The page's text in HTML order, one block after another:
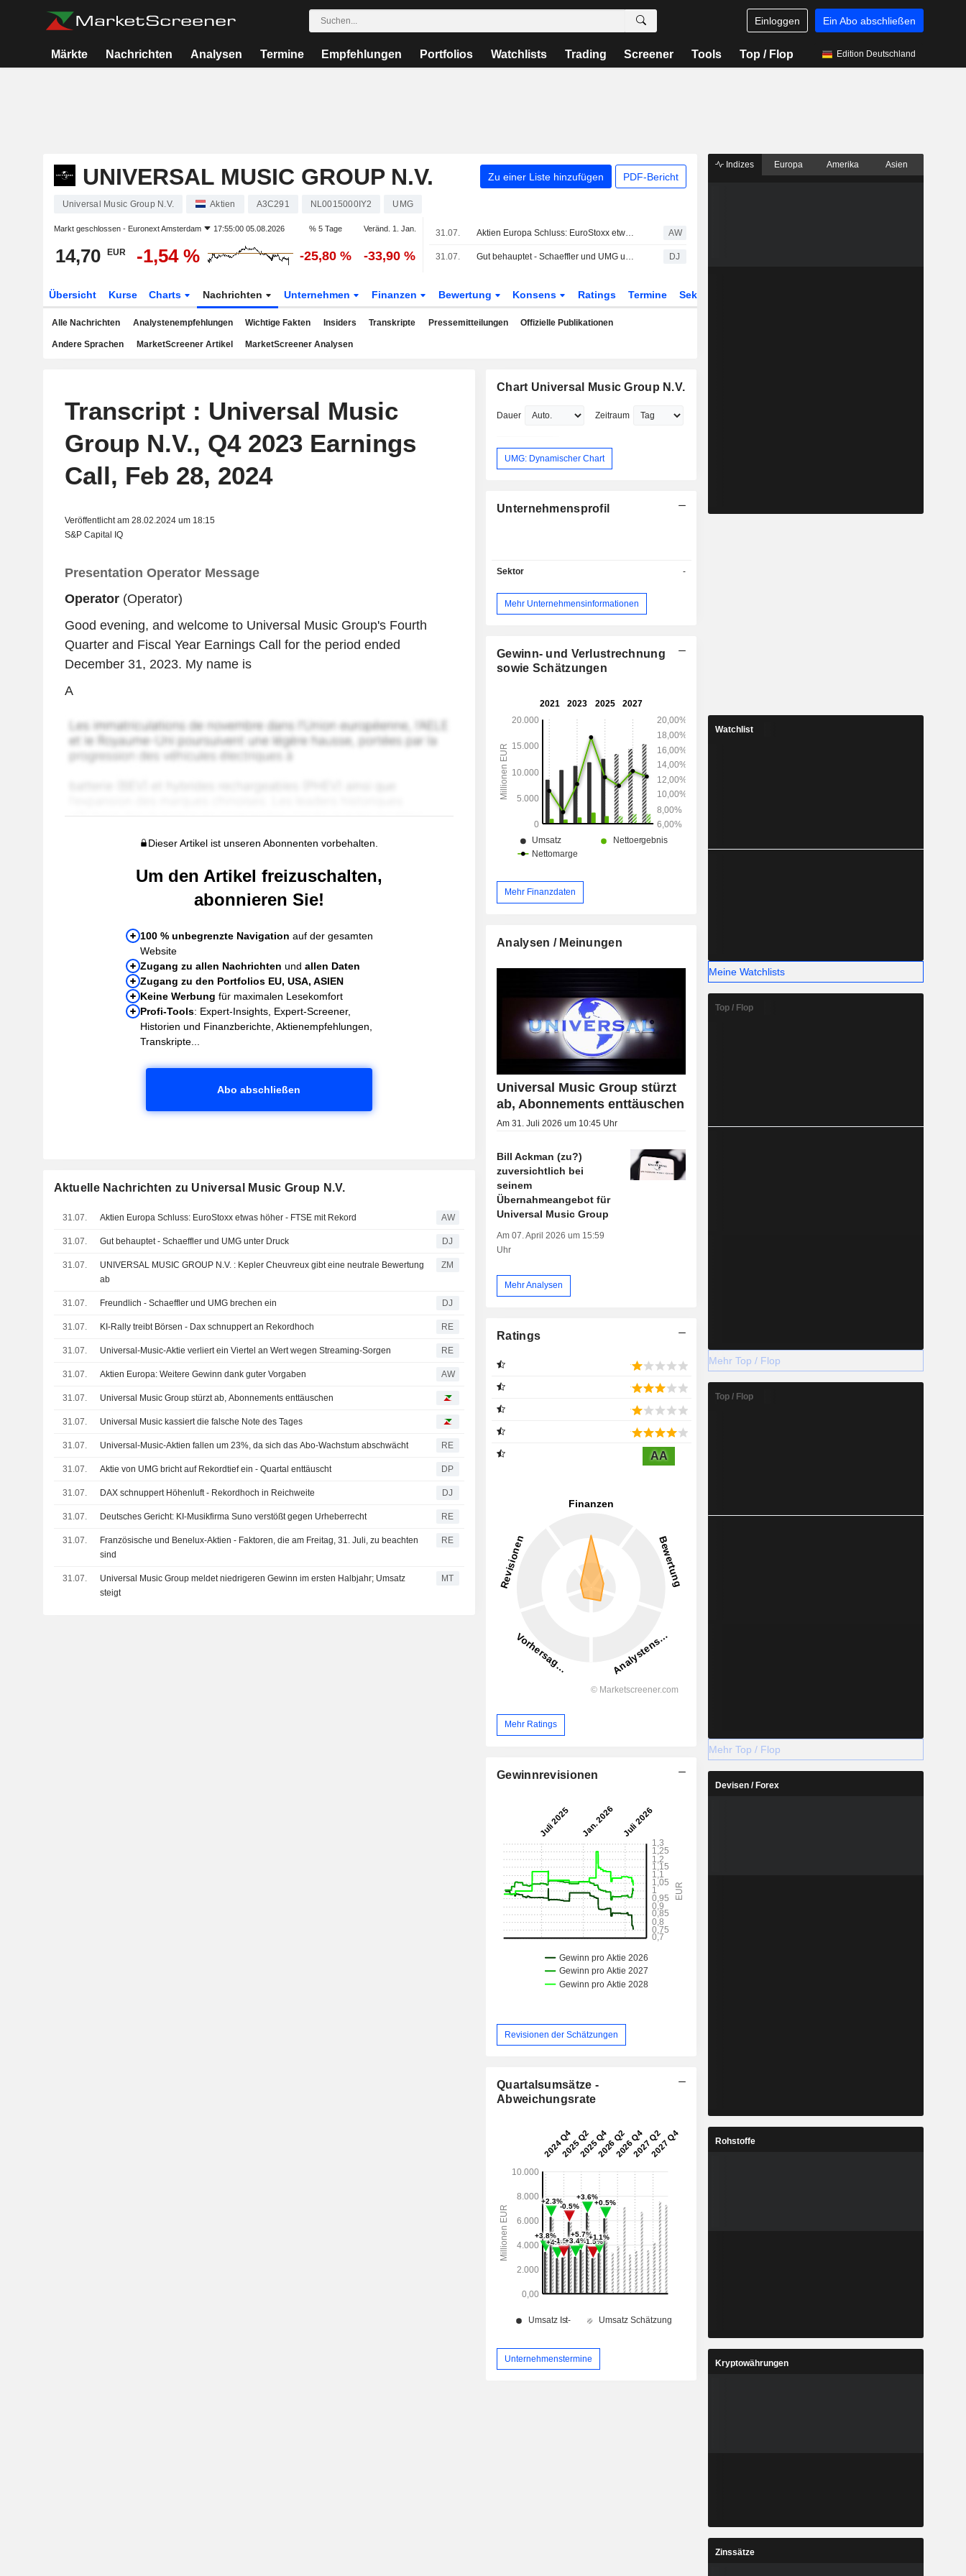
Einloggen Ein Abo abschließen
Märkte Nachrichten Analysen Termine Empfehlungen Portfolios Watchlists Trading Screener Tools Top / Flop Edition Deutschland
UNIVERSAL MUSIC GROUP N.V. Zu einer Liste hinzufügen PDF-Bericht
Universal Music Group N.V. Aktien A3C291 NL0015000IY2 UMG
Markt geschlossen - Euronext Amsterdam 17:55:00 05.08.2026 % 5 Tage Veränd. 1. Jan.
14,70 EUR -1,54 % -25,80 % -33,90 %
31.07. Aktien Europa Schluss: EuroStoxx etwas höher - FTSE mit Rekord AW
31.07. Gut behauptet - Schaeffler und UMG unter Druck DJ
Übersicht Kurse Charts Nachrichten Unternehmen Finanzen Bewertung Konsens Ratings Termine Sektor
Alle Nachrichten Analystenempfehlungen Wichtige Fakten Insiders Transkripte Pressemitteilungen Offizielle Publikationen
Andere Sprachen MarketScreener Artikel MarketScreener Analysen
Transcript : Universal Music
Group N.V., Q4 2023 Earnings
Call, Feb 28, 2024
Veröffentlicht am 28.02.2024 um 18:15
S&P Capital IQ
Presentation Operator Message
Operator(Operator)
Good evening, and welcome to Universal Music Group's Fourth
Quarter and Fiscal Year Earnings Call for the period ended
December 31, 2023. My name is
A
Dieser Artikel ist unseren Abonnenten vorbehalten.
Um den Artikel freizuschalten,
abonnieren Sie!
100 % unbegrenzte Navigation auf der gesamten
Website
Zugang zu allen Nachrichten undallen Daten
Zugang zu den Portfolios EU, USA, ASIEN
Keine Werbung für maximalen Lesekomfort
Profi-Tools: Expert-Insights, Expert-Screener,
Historien und Finanzberichte, Aktienempfehlungen,
Transkripte...
Abo abschließen
Aktuelle Nachrichten zu Universal Music Group N.V.
31.07. Aktien Europa Schluss: EuroStoxx etwas höher - FTSE mit Rekord AW
31.07. Gut behauptet - Schaeffler und UMG unter Druck DJ
31.07.
UNIVERSAL MUSIC GROUP N.V. : Kepler Cheuvreux gibt eine neutrale Bewertung
ab
ZM
31.07. Freundlich - Schaeffler und UMG brechen ein DJ
31.07. KI-Rally treibt Börsen - Dax schnuppert an Rekordhoch RE
31.07. Universal-Music-Aktie verliert ein Viertel an Wert wegen Streaming-Sorgen RE
31.07. Aktien Europa: Weitere Gewinn dank guter Vorgaben AW
31.07. Universal Music Group stürzt ab, Abonnements enttäuschen
31.07. Universal Music kassiert die falsche Note des Tages
31.07. Universal-Music-Aktien fallen um 23%, da sich das Abo-Wachstum abschwächt RE
31.07. Aktie von UMG bricht auf Rekordtief ein - Quartal enttäuscht DP
31.07. DAX schnuppert Höhenluft - Rekordhoch in Reichweite DJ
31.07. Deutsches Gericht: KI-Musikfirma Suno verstößt gegen Urheberrecht RE
31.07.
Französische und Benelux-Aktien - Faktoren, die am Freitag, 31. Juli, zu beachten
sind
RE
31.07.
Universal Music Group meldet niedrigeren Gewinn im ersten Halbjahr; Umsatz
steigt
MT
Chart Universal Music Group N.V.
Dauer Zeitraum
UMG: Dynamischer Chart
Unternehmensprofil
Sektor -
Mehr Unternehmensinformationen
Gewinn- und Verlustrechnung
sowie Schätzungen
Mehr Finanzdaten
Analysen / Meinungen
Universal Music Group stürzt
ab, Abonnements enttäuschen
Am 31. Juli 2026 um 10:45 Uhr
Bill Ackman (zu?)
zuversichtlich bei
seinem
Übernahmeangebot für
Universal Music Group
Am 07. April 2026 um 15:59
Uhr
Mehr Analysen
Ratings
AA
Mehr Ratings
Gewinnrevisionen
Revisionen der Schätzungen
Quartalsumsätze -
Abweichungsrate
Unternehmenstermine
Indizes Europa Amerika Asien
Watchlist
Meine Watchlists
Top / Flop
Mehr Top / Flop
Top / Flop
Mehr Top / Flop
Devisen / Forex
Rohstoffe
Kryptowährungen
Zinssätze